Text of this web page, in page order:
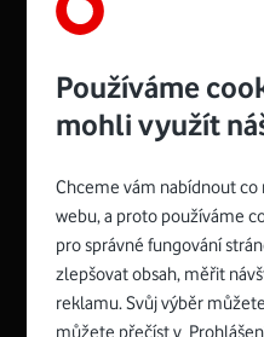
Zyxel VMG8623-T50B:
Rozměry modemu jsou 16
a nabízí 4 gigabitové LAN
Spojte se
Používáme
mohli využít
Chceme vám nabídnout co
webu, a proto používáme
pro správné fungování
zlepšovat obsah, měřit
reklamu. Svůj výběr
můžete přečíst v